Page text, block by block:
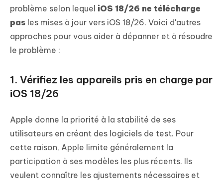
problème selon lequel iOS 18/26 ne télécharge
pas les mises à jour vers iOS 18/26. Voici d'autres
approches pour vous aider à dépanner et à résoudre
le problème :
1. Vérifiez les appareils pris en charge par
iOS 18/26
Apple donne la priorité à la stabilité de ses
utilisateurs en créant des logiciels de test. Pour
cette raison, Apple limite généralement la
participation à ses modèles les plus récents. Ils
veulent connaître les ajustements nécessaires et